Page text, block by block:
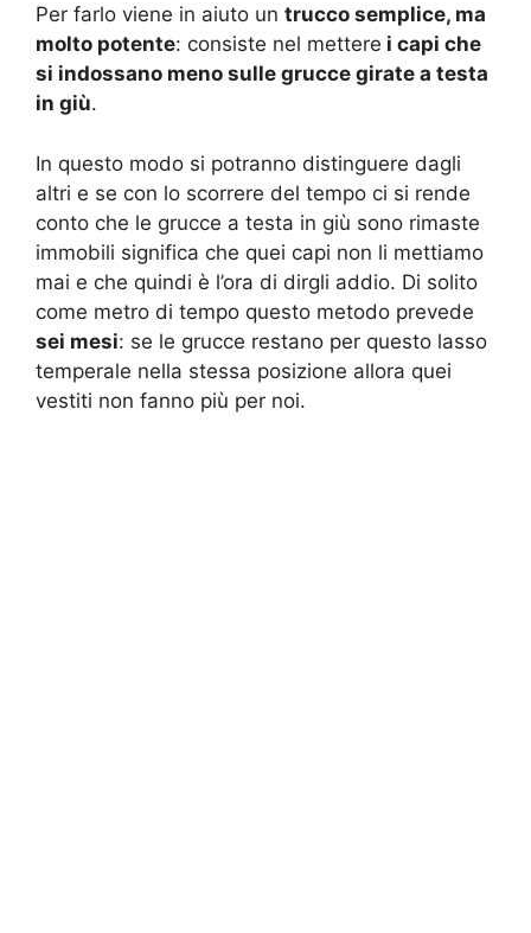
Per farlo viene in aiuto un trucco semplice, ma
molto potente: consiste nel mettere i capi che
si indossano meno sulle grucce girate a testa
in giù.
In questo modo si potranno distinguere dagli
altri e se con lo scorrere del tempo ci si rende
conto che le grucce a testa in giù sono rimaste
immobili significa che quei capi non li mettiamo
mai e che quindi è l’ora di dirgli addio. Di solito
come metro di tempo questo metodo prevede
sei mesi: se le grucce restano per questo lasso
temperale nella stessa posizione allora quei
vestiti non fanno più per noi.